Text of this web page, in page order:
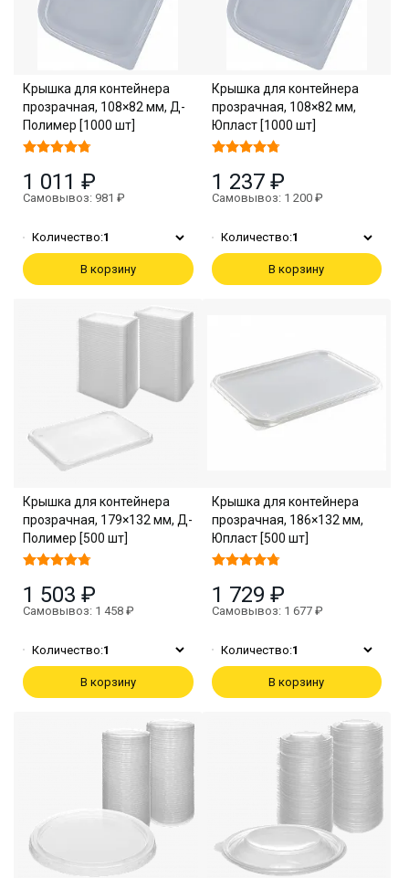
Крышка для контейнера
прозрачная, 108×82 мм, Д-
Полимер [1000 шт]
1 011 ₽
Самовывоз: 981 ₽
Количество:1
В корзину
Крышка для контейнера
прозрачная, 108×82 мм,
Юпласт [1000 шт]
1 237 ₽
Самовывоз: 1 200 ₽
Количество:1
В корзину
Крышка для контейнера
прозрачная, 179×132 мм, Д-
Полимер [500 шт]
1 503 ₽
Самовывоз: 1 458 ₽
Количество:1
В корзину
Крышка для контейнера
прозрачная, 186×132 мм,
Юпласт [500 шт]
1 729 ₽
Самовывоз: 1 677 ₽
Количество:1
В корзину